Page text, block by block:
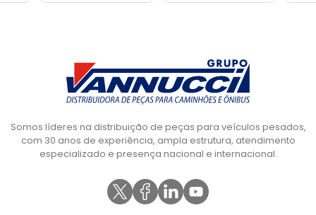
Somos líderes na distribuição de peças para veículos pesados,
com 30 anos de experiência, ampla estrutura, atendimento
especializado e presença nacional e internacional.